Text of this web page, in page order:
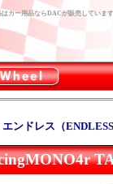
カー用品ならDACが販売していま
エンドレス（